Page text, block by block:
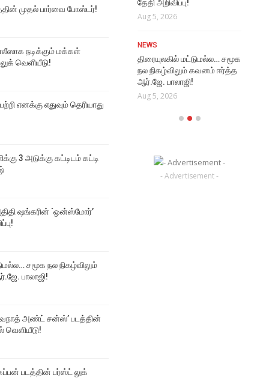
முதல் பார்வை போஸ்டர்!
நடிக்கும் மக்கள்
வெளியீடு!
எனக்கு எதுவும் தெரியாது
3 அடுக்கு கட்டிடம் கட்டி
ஷங்கரின் `ஒன்ஸ்மோர்’
சமூக நல நிகழ்விலும்
பாலாஜி!
அண்ட் சன்ஸ்’ படத்தின்
வெளியீடு!
படத்தின் பர்ஸ்ட் லுக்
NEWS
Aug 6, 2026
தேதி அறிவிப்பு!
Aug 5, 2026
NEWS
திரையுலகில் மட்டுமல்ல… சமூக
நல நிகழ்விலும் கவனம் ஈர்த்த
ஆர்.ஜே. பாலாஜி!
Aug 5, 2026
- Advertisement -